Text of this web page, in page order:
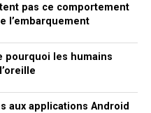
pas ce comportement
l’embarquement
pourquoi les humains
aux applications Android